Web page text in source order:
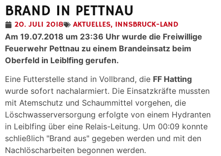
BRAND IN PETTNAU
20. JULI 2018 AKTUELLES, INNSBRUCK-LAND
Am 19.07.2018 um 23:36 Uhr wurde die Freiwillige
Feuerwehr Pettnau zu einem Brandeinsatz beim
Oberfeld in Leiblfing gerufen.
Eine Futterstelle stand in Vollbrand, die FF Hatting
wurde sofort nachalarmiert. Die Einsatzkräfte mussten
mit Atemschutz und Schaummittel vorgehen, die
Löschwasserversorgung erfolgte von einem Hydranten
in Leiblfing über eine Relais-Leitung. Um 00:09 konnte
schließlich "Brand aus" gegeben werden und mit den
Nachlöscharbeiten begonnen werden.